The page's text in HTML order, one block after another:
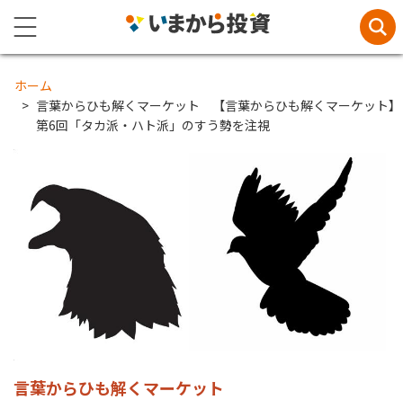
ホーム
言葉からひも解くマーケット 【言葉からひも解くマーケット】
第6回「タカ派・ハト派」のすう勢を注視
言葉からひも解くマーケット